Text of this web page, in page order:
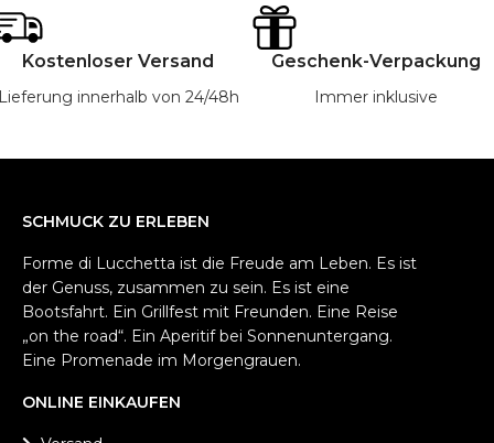
Kostenloser Versand
innerhalb von 24/48h
Geschenk-Verpackung
Immer inklusive
SCHMUCK ZU ERLEBEN
Forme di Lucchetta ist die Freude am Leben. Es ist
der Genuss, zusammen zu sein. Es ist eine
Bootsfahrt. Ein Grillfest mit Freunden. Eine Reise
„on the road“. Ein Aperitif bei Sonnenuntergang.
Eine Promenade im Morgengrauen.
ONLINE EINKAUFEN